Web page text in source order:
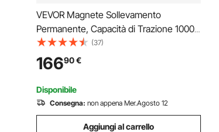
VEVOR Magnete Sollevamento
Permanente, Capacità di Trazione 1000
kg, Supporto Magnetico al Neodimio
N42, con Maniglia di Rilascio Gancio in
Acciaio, Strumento per Movimentazione
di Parti in Lamiera
(37)
16690€
Disponibile
Consegna: non appena Mer.Agosto 12
Aggiungi al carrello